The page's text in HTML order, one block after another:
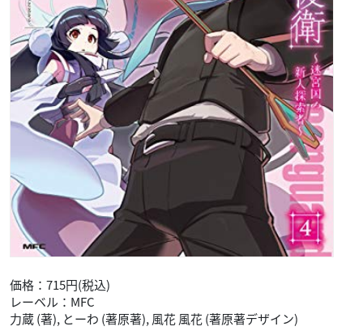
価格：715円(税込)
レーベル：MFC
力蔵 (著), とーわ (著原著), 風花 風花 (著原著デザイン)